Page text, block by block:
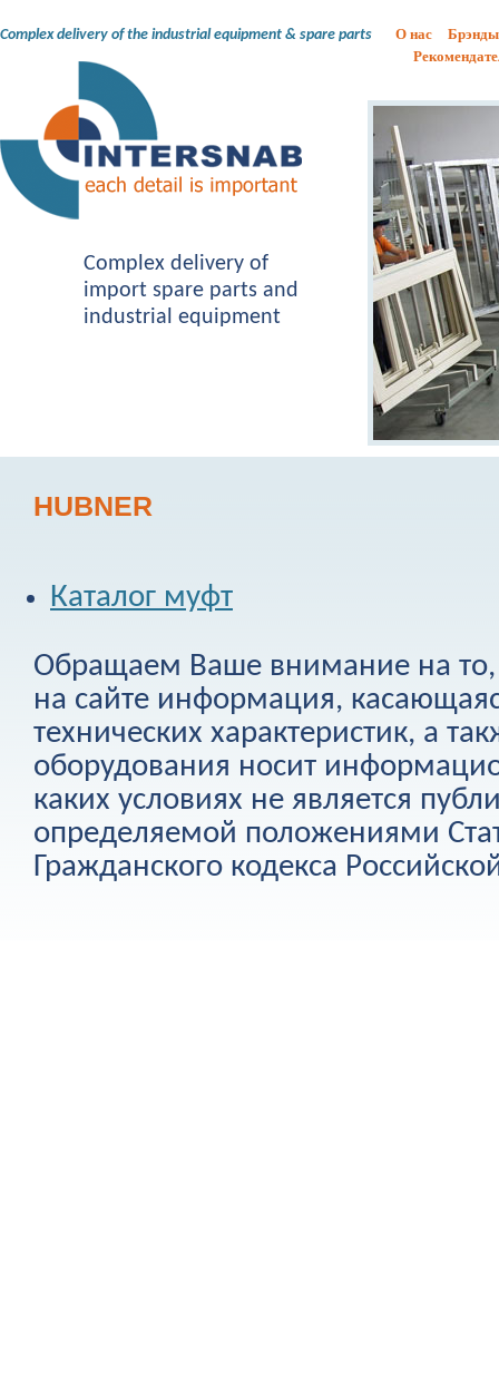
Complex delivery of the industrial equipment & spare parts
Complex delivery of
import spare parts and
industrial equipment
О нас
Брэнды
HUBNER
Каталог муфт
Обращаем Ваше внимание на то,
на сайте информация,
технических характеристик, а
оборудования носит
каких условиях не является
определяемой положениями
Гражданского кодекса